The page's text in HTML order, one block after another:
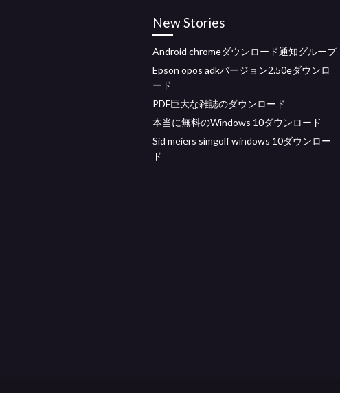
New Stories
Android chromeダウンロード通知グループ
Epson opos adkバージョン2.50eダウンロ
ード
PDF巨大な雑誌のダウンロード
本当に無料のWindows 10ダウンロード
Sid meiers simgolf windows 10ダウンロー
ド